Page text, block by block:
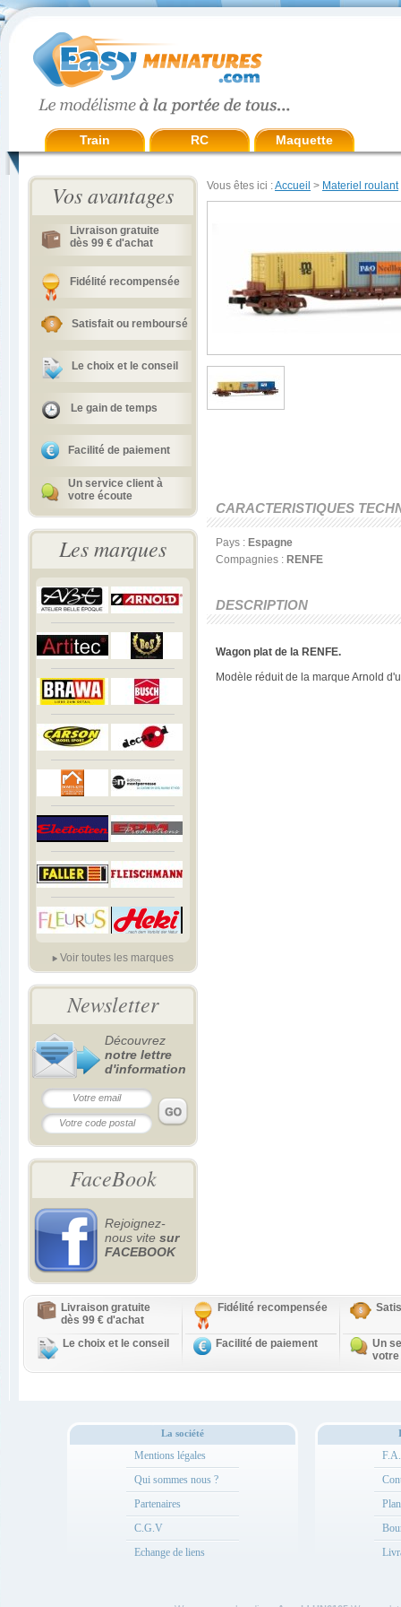
Train RC Maquette
Vos avantages
Livraison gratuite
dès 99 € d'achat
Fidélité recompensée
Satisfait ou remboursé
Le choix et le conseil
Le gain de temps
Facilité de paiement
Un service client à
votre écoute
Les marques
Voir toutes les marques
Newsletter
Découvrez
notre lettre
d'information
FaceBook
Rejoignez-
nous vite sur
FACEBOOK
Vous êtes ici :Accueil > Materiel roulant
CARACTERISTIQUES
Pays : Espagne
Compagnies : RENFE
DESCRIPTION
Wagon plat de la RENFE.
Modèle réduit de la marque Arnold
Livraison gratuite
dès 99 € d'achat
Fidélité recompensée
Le choix et le conseil Facilité de paiement
Un
votre
La société
Mentions légales
Qui sommes nous ?
Partenaires
C.G.V
Echange de liens